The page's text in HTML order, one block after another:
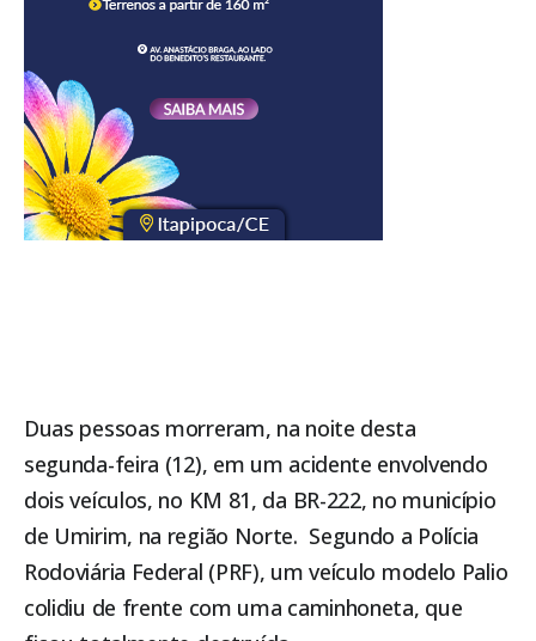
Duas pessoas morreram, na noite desta
segunda-feira (12), em um acidente envolvendo
dois veículos, no KM 81, da BR-222, no município
de Umirim, na região Norte. Segundo a Polícia
Rodoviária Federal (PRF), um veículo modelo Palio
colidiu de frente com uma caminhoneta, que